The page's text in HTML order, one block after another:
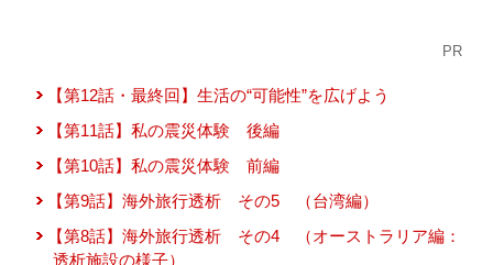
PR
【第12話・最終回】生活の“可能性”を広げよう
【第11話】私の震災体験 後編
【第10話】私の震災体験 前編
【第9話】海外旅行透析 その5 （台湾編）
【第8話】海外旅行透析 その4 （オーストラリア編：
透析施設の様子）